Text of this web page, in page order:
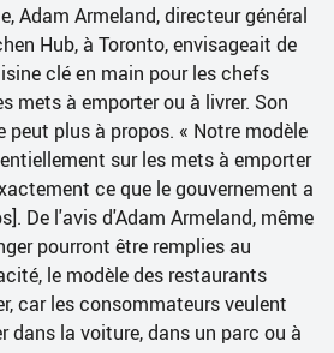
Adam Armeland, directeur général
Hub, à Toronto, envisageait de
clé en main pour les chefs
mets à emporter ou à livrer. Son
peut plus à propos. « Notre modèle
sur les mets à emporter
ce que le gouvernement a
De l'avis d'Adam Armeland, même
pourront être remplies au
le modèle des restaurants
car les consommateurs veulent
dans la voiture, dans un parc ou à